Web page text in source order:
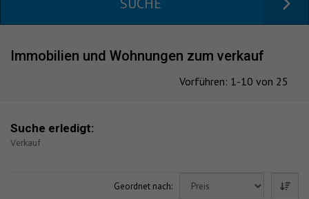
Immobilien und Wohnungen zum verkauf
Vorführen: 1-10 von 25
Suche erledigt:
Verkauf
Geordnet nach: